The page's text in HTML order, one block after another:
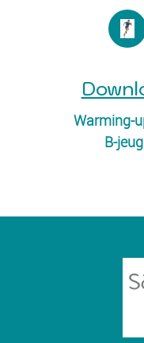
Warming-
B-